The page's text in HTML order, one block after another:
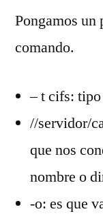
Pongamos un
comando.
– t cifs: tipo
//servidor/
que nos
nombre o
-o: es que